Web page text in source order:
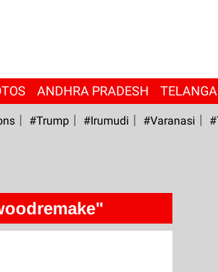
ANDHRA PRADESH
#Trump #irumudi #Varanasi